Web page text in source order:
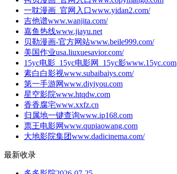
一耽漫画_官网入口www.yidan2.com/
吉他谱www.wanjita.com/
嘉鱼热线www.jiayu.net
贝勒漫画-官方网站www.beile999.com/
美国作业usa.liuxuesavior.com/
15yc电影_15yc电影网_15yc影www.15yc.com
素白白影视www.subaibaiys.com/
第一手游网www.diyiyou.com
星空影院www.htqdw.com
香香腐宅www.xxfz.cn
归属地一键查询www.ip168.com
票王电影网www.qupiaowang.com
大地影院集团www.dadicinema.com/
最新收录